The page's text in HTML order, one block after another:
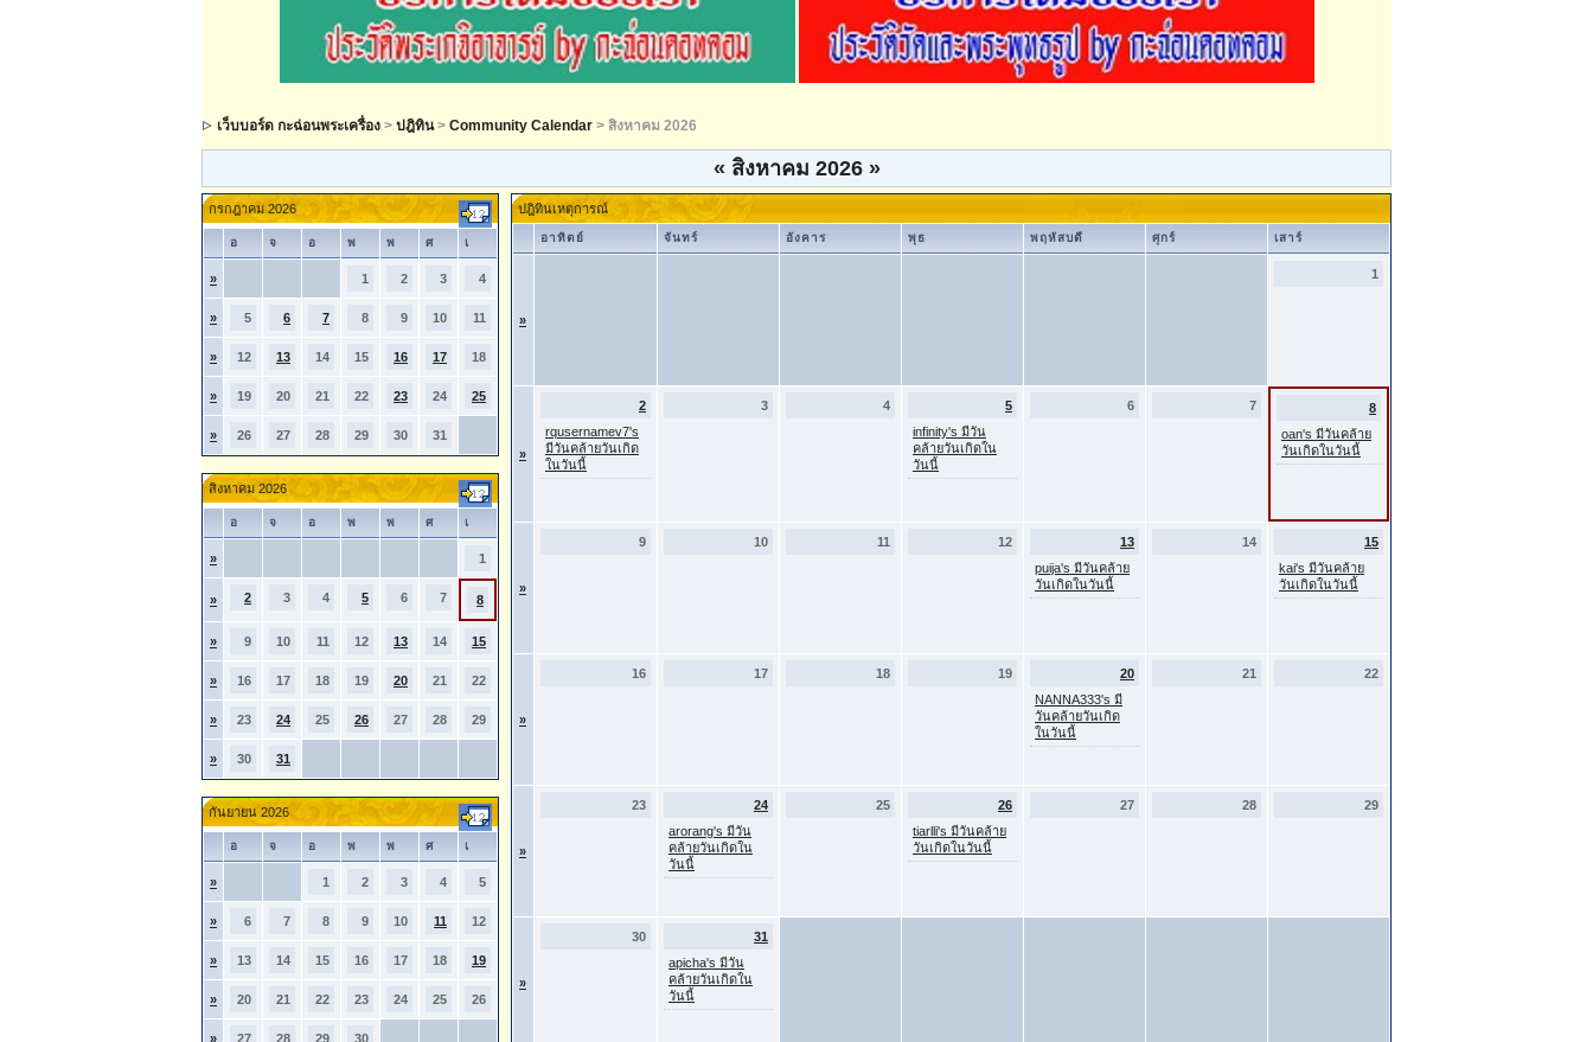
เว็บบอร์ด กะฉ่อนพระเครื่อง > ปฎิทิน> Community Calendar > สิงหาคม 2026
« สิงหาคม 2026 »
กรกฎาคม 2026
อ จ อ พ พ ศ เ
» 1 2 3 4
» 5 6 7 8 9 10 11
» 12 13 14 15 16 17 18
» 19 20 21 22 23 24 25
» 26 27 28 29 30 31
สิงหาคม 2026
อ จ อ พ พ ศ เ
» 1
» 2 3 4 5 6 7 8
» 9 10 11 12 13 14 15
» 16 17 18 19 20 21 22
» 23 24 25 26 27 28 29
» 30 31
กันยายน 2026
อ จ อ พ พ ศ เ
» 1 2 3 4 5
» 6 7 8 9 10 11 12
» 13 14 15 16 17 18 19
» 20 21 22 23 24 25 26
» 27 28 29 30
ปฎิทินเหตุการณ์
อาทิตย์ จันทร์ อังคาร พุธ พฤหัสบดี ศุกร์ เสาร์
»
1
»
2
rqusernamev7's
มีวันคล้ายวันเกิด
ในวันนี้
3 4
5
infinity's มีวัน
คล้ายวันเกิดใน
วันนี้
6 7
8
oan's มีวันคล้าย
วันเกิดในวันนี้
»
9 10 11 12
13
puija's มีวันคล้าย
วันเกิดในวันนี้
14
15
kai's มีวันคล้าย
วันเกิดในวันนี้
»
16 17 18 19
20
NANNA333's มี
วันคล้ายวันเกิด
ในวันนี้
21 22
»
23
24
arorang's มีวัน
คล้ายวันเกิดใน
วันนี้
25
26
tiarlli's มีวันคล้าย
วันเกิดในวันนี้
27 28 29
»
30
31
apicha's มีวัน
คล้ายวันเกิดใน
วันนี้